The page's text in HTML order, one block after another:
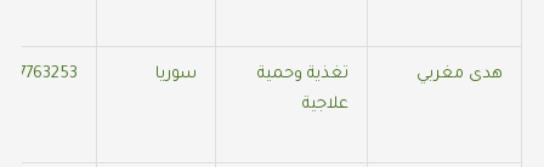
هدى مغربي
تغذية وحمية
علاجية
سوريا